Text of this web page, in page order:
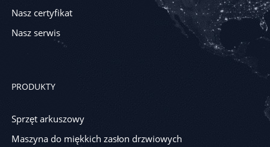
Nasz certyfikat
Nasz serwis
PRODUKTY
Sprzęt arkuszowy
Maszyna do miękkich zasłon drzwiowych